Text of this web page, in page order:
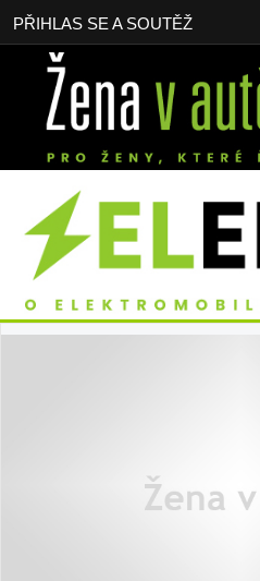
PŘIHLAS SE A SOUTĚŽ